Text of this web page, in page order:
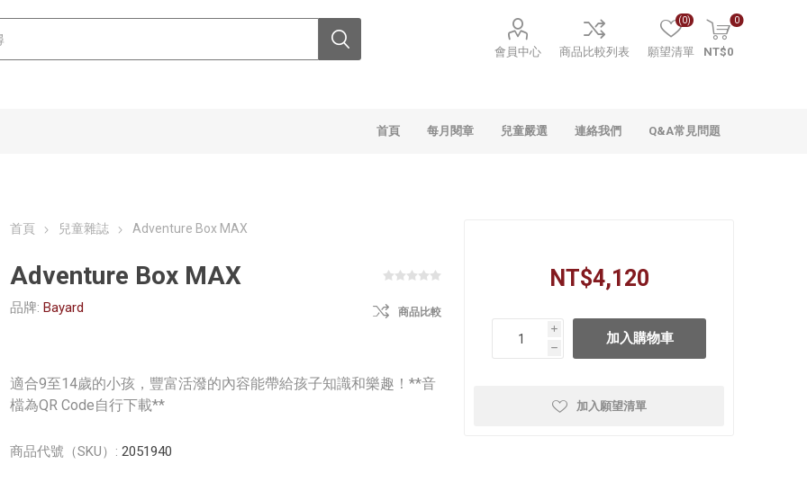
會員中心 商品比較列表 願望清單
(0) 0
NT$0
首頁 每月閱章 兒童嚴選 連絡我們 Q&A常見問題
首頁 兒童雜誌 Adventure Box MAX
Adventure Box MAX
品牌: Bayard 商品比較
適合9至14歲的小孩，豐富活潑的內容能帶給孩子知識和樂趣！**音
檔為QR Code自行下載**
商品代號（SKU）: 2051940
NT$4,120
i
h
加入願望清單